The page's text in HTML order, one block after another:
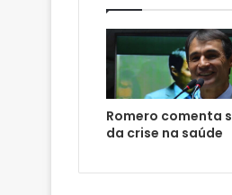
Romero comenta
da crise na saúde